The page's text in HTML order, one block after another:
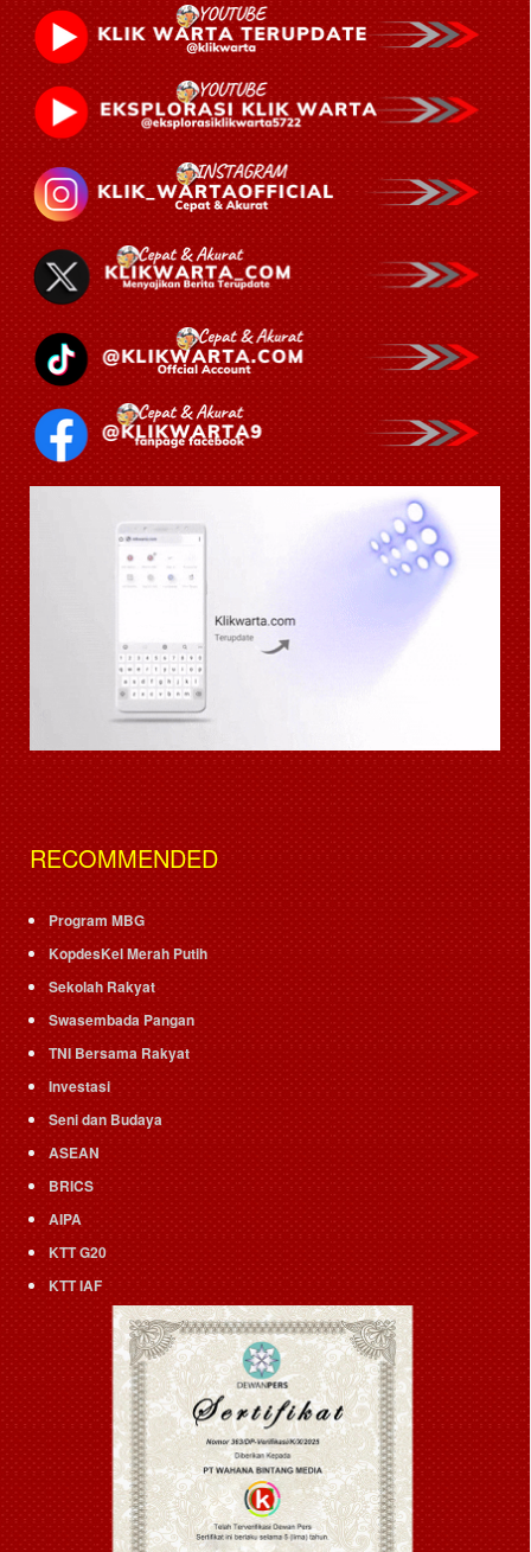
RECOMMENDED
Program MBG
KopdesKel Merah Putih
Sekolah Rakyat
Swasembada Pangan
TNI Bersama Rakyat
Investasi
Seni dan Budaya
ASEAN
BRICS
AIPA
KTT G20
KTT IAF